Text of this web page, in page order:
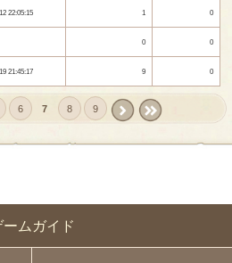
ームガイド
22:05:15 1 0
0 0
21:45:17 9 0
6 7 8 9